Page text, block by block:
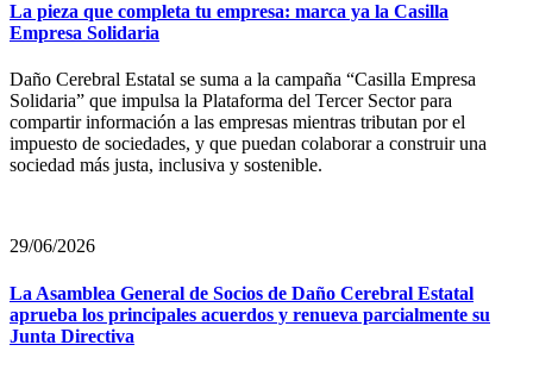
La pieza que completa tu empresa: marca ya la Casilla
Empresa Solidaria
Daño Cerebral Estatal se suma a la campaña “Casilla Empresa
Solidaria” que impulsa la Plataforma del Tercer Sector para
compartir información a las empresas mientras tributan por el
impuesto de sociedades, y que puedan colaborar a construir una
sociedad más justa, inclusiva y sostenible.
29/06/2026
La Asamblea General de Socios de Daño Cerebral Estatal
aprueba los principales acuerdos y renueva parcialmente su
Junta Directiva